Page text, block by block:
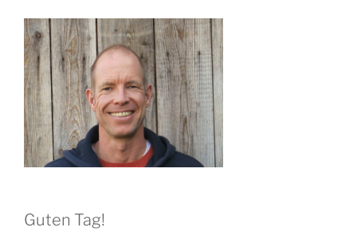
Guten Tag!